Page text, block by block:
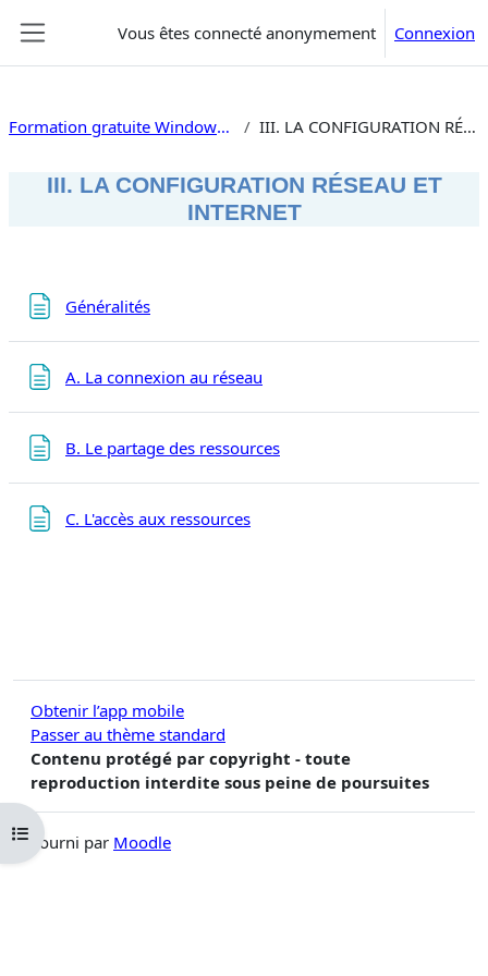
Vous êtes connecté anonymement Connexion
Ouvrir l’index du cours
Formation gratuite Windows 11 configuration III. LA CONFIGURATION RÉSEAU ET INTERNET
III. LA CONFIGURATION RÉSEAU ET
INTERNET
GénéralitésPage
A. La connexion au réseau
B. Le partage des ressourcesPage
C. L'accès aux ressourcesPage
Obtenir l’app mobile
Passer au thème standard
Contenu protégé par copyright - toute
reproduction interdite sous peine de poursuites
Fourni par Moodle